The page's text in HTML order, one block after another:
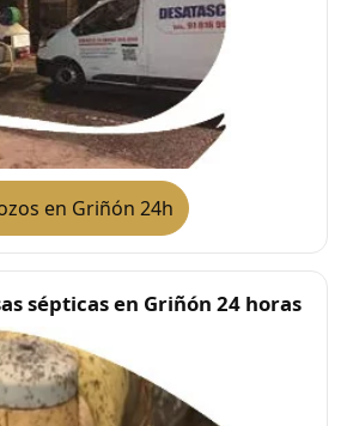
en Griñón 24h
sépticas en Griñón 24 horas